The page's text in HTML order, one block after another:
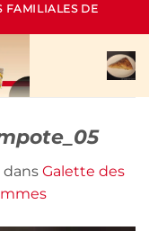
FAMILIALES DE
dans Galette des